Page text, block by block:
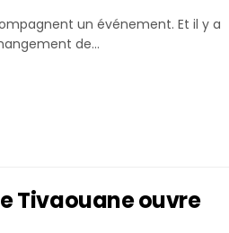
un événement. Et il y a
de...
Tivaouane ouvre